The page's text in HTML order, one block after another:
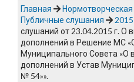
Главная
Публичные слушания
2015
слушаний от 23.04.2015 г. О
дополнений в Решение МС
Муниципального Совета «О
дополнений в Устав
№ 54»».